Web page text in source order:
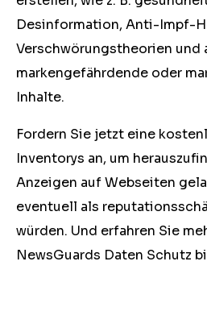
Desinformation, Anti-Impf-
Verschwörungstheorien und
markengefährdende oder
Inhalte.
Fordern Sie jetzt eine
Inventorys an, um
Anzeigen auf Webseiten
eventuell als
würden. Und erfahren Sie
NewsGuards Daten Schutz